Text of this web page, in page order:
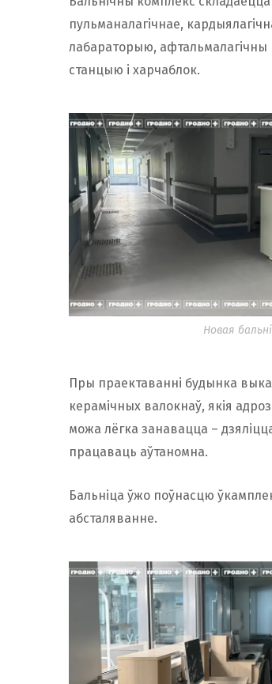
пульманалагічнае,
лабараторыю, афтальмалагічны
станцыю і харчаблок.
Новая
Пры праектаванні будынка
керамічных валокнаў, якія
можа лёгка занавацца –
працаваць аўтаномна.
Бальніца ўжо поўнасцю
абсталяванне.